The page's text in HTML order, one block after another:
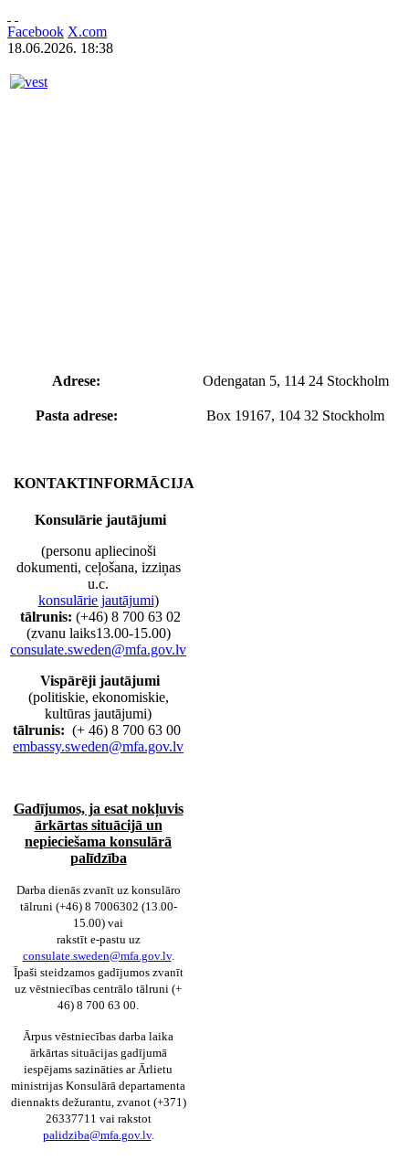
Facebook X.com
18.06.2026. 18:38
Adrese: Odengatan 5, 114 24 Stockholm
Pasta adrese: Box 19167, 104 32 Stockholm
KONTAKTINFORMĀCIJA
Konsulārie jautājumi
(personu apliecinoši
dokumenti, ceļošana, izziņas
u.c.
konsulārie jautājumi)
tālrunis: (+46) 8 700 63 02
(zvanu laiks13.00-15.00)
consulate.sweden@mfa.gov.lv
Vispārēji jautājumi
(politiskie, ekonomiskie,
kultūras jautājumi)
tālrunis: (+ 46) 8 700 63 00
embassy.sweden@mfa.gov.lv
Gadījumos, ja esat nokļuvis
ārkārtas situācijā un
nepieciešama konsulārā
palīdzība
Darba dienās zvanīt uz konsulāro
tālruni (+46) 8 7006302 (13.00-
15.00) vai
rakstīt e-pastu uz
consulate.sweden@mfa.gov.lv.
Īpaši steidzamos gadījumos zvanīt
uz vēstniecības centrālo tālruni (+
46) 8 700 63 00.
Ārpus vēstniecības darba laika
ārkārtas situācijas gadījumā
iespējams sazināties ar Ārlietu
ministrijas Konsulārā departamenta
diennakts dežurantu, zvanot (+371)
26337711 vai rakstot
palidziba@mfa.gov.lv.